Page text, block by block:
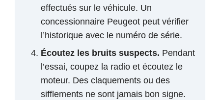
effectués sur le véhicule. Un
concessionnaire Peugeot peut vérifier
l’historique avec le numéro de série.
Écoutez les bruits suspects. Pendant
l’essai, coupez la radio et écoutez le
moteur. Des claquements ou des
sifflements ne sont jamais bon signe.